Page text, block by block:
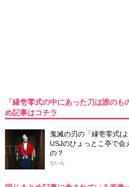
「縁壱零式の中にあった刀は誰の
め記事はコチラ
鬼滅の刃の「縁壱零式(
USJのひょっとこ亭で会
の？
ないん